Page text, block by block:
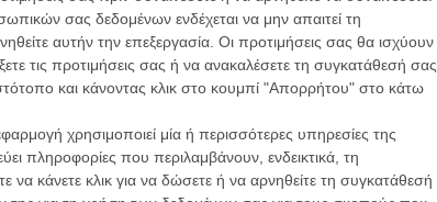
σας δεδομένων ενδέχεται να μην απαιτεί τη
αυτήν την επεξεργασία. Οι προτιμήσεις σας θα ισχύουν
τις προτιμήσεις σας ή να ανακαλέσετε τη συγκατάθεσή σας
και κάνοντας κλικ στο κουμπί "Απορρήτου" στο κάτω
χρησιμοποιεί μία ή περισσότερες υπηρεσίες της
πληροφορίες που περιλαμβάνουν, ενδεικτικά, τη
κάνετε κλικ για να δώσετε ή να αρνηθείτε τη συγκατάθεσή
Η επίσημη ανακοίνωση
ο Τσάρλι Χάναμ
δεδομένου του όγκου
για τον ρόλο
που κρύβεται πίσω της,
«Fifty Shades of Grey»
Οι Αρμονίες Βερκμάιστερ